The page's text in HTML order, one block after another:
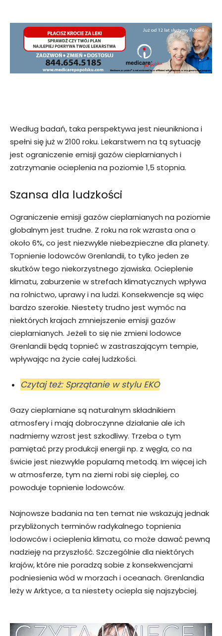
Według badań, taka perspektywa jest nieunikniona i
spełni się już w 2100 roku. Lekarstwem na tą sytuację
jest ograniczenie emisji gazów cieplarnianych i
zatrzymanie ocieplenia na poziomie 1,5 stopnia.
Szansa dla ludzkości
Ograniczenie emisji gazów cieplarnianych na poziomie
globalnym jest trudne. Z roku na rok wzrasta ona o
około 6%, co jest niezwykle niebezpieczne dla planety.
Topnienie lodowców Grenlandii, to tylko jeden ze
skutków tego niekorzystnego zjawiska. Ocieplenie
klimatu, zaburzenie w strefach klimatycznych wpływa
na rolnictwo, uprawy i na ludzi. Konsekwencje są więc
bardzo szerokie. Niestety trudno jest wymóc na
niektórych krajach zmniejszenie emisji gazów
cieplarnianych. Jeżeli to się nie zmieni lodowce
Grenlandii będą topnieć w zastraszającym tempie,
wpływając na życie całej ludzkości.
Czytaj też: Sprzątanie w stylu EKO
Gazy cieplarniane są naturalnym składnikiem
atmosfery i mają dobroczynne działanie ale ich
nadmierny wzrost jest szkodliwy. Trzeba o tym
pamiętać przy produkcji energii np. z węgla, co na
świcie jest niezwykle popularną metodą. Im więcej ich
w atmosferze, tym na ziemi robi się cieplej, co
powoduje topnienie lodowców.
Najnowsze badania na ten temat nie wskazują jednak
przybliżonych terminów radykalnego topnienia
lodowców i ocieplenia klimatu, co może dawać pewną
nadzieję na przyszłość. Szczególnie dla niektórych
krajów, które nie poradzą sobie z konsekwencjami
podniesienia wód w morzach i oceanach. Grenlandia
leży w Arktyce, a ta niestety ociepla się najszybciej.